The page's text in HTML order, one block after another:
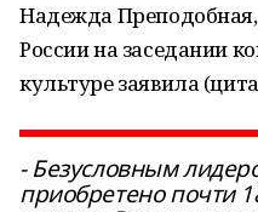
Надежда
России на заседании
культуре заявила
- Безусловным
приобретено почти